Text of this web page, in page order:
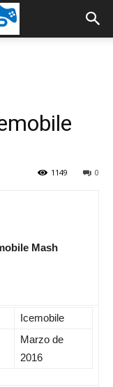
0
1149
Mash
Icemobile
Marzo de
2016